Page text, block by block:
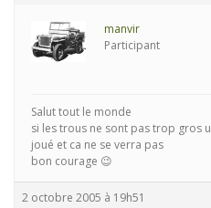
manvir
Participant
Salut tout le monde
si les trous ne sont pas trop gros
joué et ca ne se verra pas
bon courage 😉
2 octobre 2005 à 19h51